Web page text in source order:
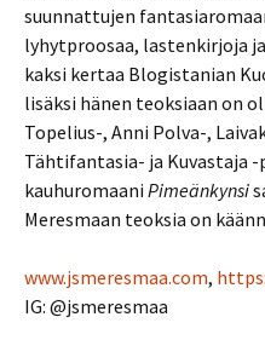
suunnattujen
lyhytproosaa, lastenkirjoja
kaksi kertaa Blogistanian
lisäksi hänen teoksiaan on
Topelius-, Anni Polva-,
Tähtifantasia- ja Kuvastaja
kauhuromaani Pimeänkynsi
Meresmaan teoksia on
www.jsmeresmaa.com,
IG: @jsmeresmaa